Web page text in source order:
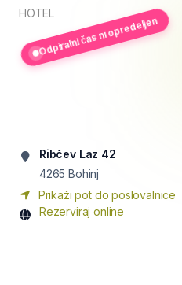
HOTEL
Odpiralni čas ni opredeljen
Ribčev Laz 42
4265 Bohinj
Prikaži pot do poslovalnice
Rezerviraj online